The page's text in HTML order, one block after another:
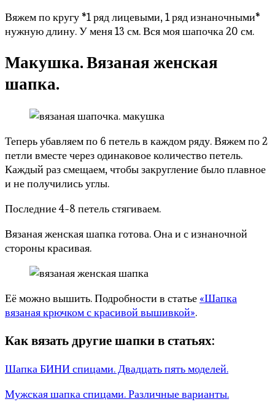
Вяжем по кругу *1 ряд лицевыми, 1 ряд изнаночными*
нужную длину. У меня 13 см. Вся моя шапочка 20 см.
Макушка. Вязаная женская
шапка.
Теперь убавляем по 6 петель в каждом ряду. Вяжем по 2
петли вместе через одинаковое количество петель.
Каждый раз смещаем, чтобы закругление было плавное
и не получились углы.
Последние 4-8 петель стягиваем.
Вязаная женская шапка готова. Она и с изнаночной
стороны красивая.
Её можно вышить. Подробности в статье«Шапка
вязаная крючком с красивой вышивкой».
Как вязать другие шапки в статьях:
Шапка БИНИ спицами. Двадцать пять моделей.
Мужская шапка спицами. Различные варианты.